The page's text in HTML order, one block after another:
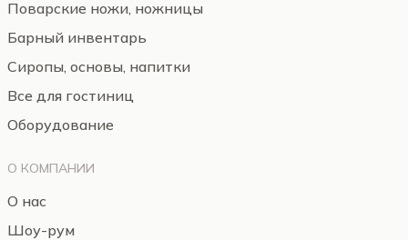
Поварские ножи, ножницы
Барный инвентарь
Сиропы, основы, напитки
Все для гостиниц
Оборудование
О КОМПАНИИ
О нас
Шоу-рум